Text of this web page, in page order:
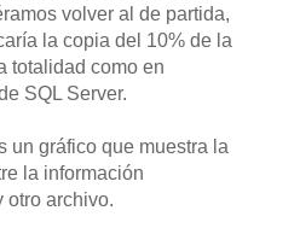
volver al de partida,
la copia del 10% de la
totalidad como en
SQL Server.
un gráfico que muestra la
la información
otro archivo.